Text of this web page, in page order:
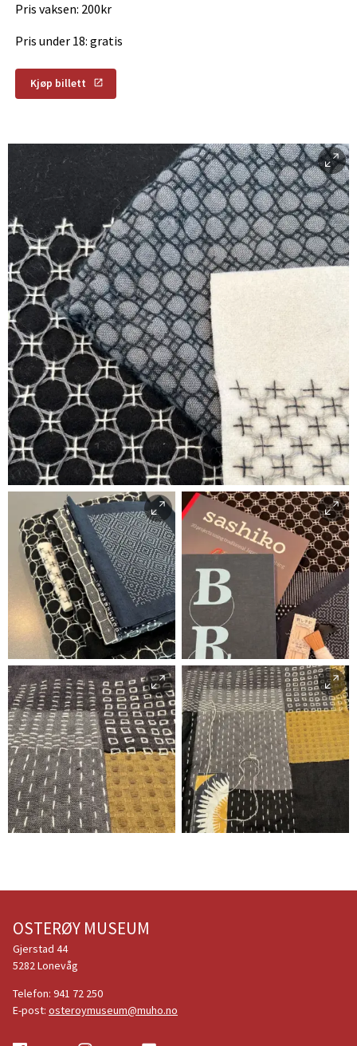
Pris vaksen: 200kr
Pris under 18: gratis
Kjøp billett
Monika Ravnanger
Monika Ravnanger Monika Ravnanger
OSTERØY MUSEUM
Gjerstad 44
5282 Lonevåg
Telefon: 941 72 250
E-post: osteroymuseum@muho.no